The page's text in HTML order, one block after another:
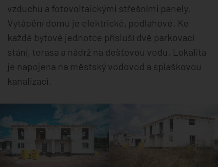
vzduchu a fotovoltaickými střešními panely.
Vytápění domu je elektrické, podlahové. Ke
každé bytové jednotce přísluší dvě parkovací
stání, terasa a nádrž na dešťovou vodu. Lokalita
je napojena na městský vodovod a splaškovou
kanalizaci.